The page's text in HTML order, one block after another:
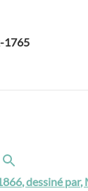
1765
dessiné